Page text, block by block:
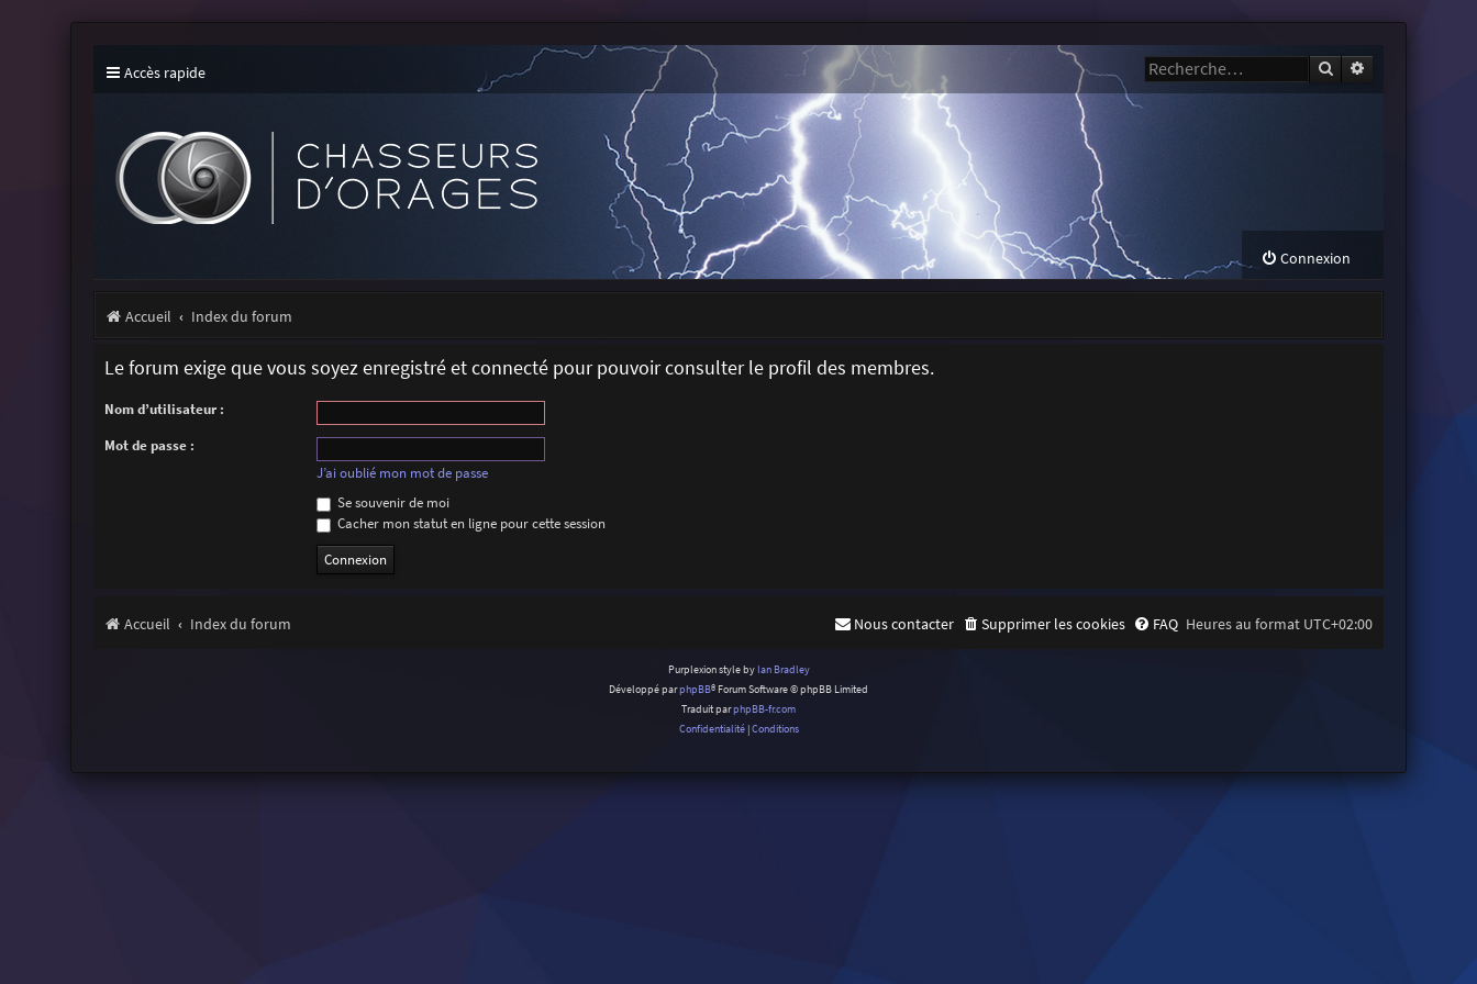
Accès rapide Rechercher
Connexion
Accueil Index du forum
Le forum exige que vous soyez enregistré et connecté pour pouvoir consulter le profil des membres.
Nom d’utilisateur :
Mot de passe :
J’ai oublié mon mot de passe
Se souvenir de moi
Cacher mon statut en ligne pour cette session
Accueil Index du forum Heures au format UTC+02:00
FAQ
Supprimer les cookies
Nous contacter
Purplexion style by Ian Bradley
Développé parphpBB® Forum Software © phpBB Limited
Traduit parphpBB-fr.com
Confidentialité|Conditions